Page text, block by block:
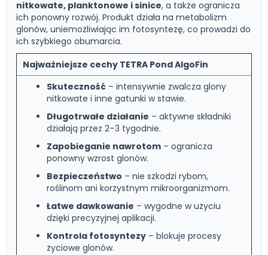
nitkowate, planktonowe i sinice, a także ogranicza
ich ponowny rozwój. Produkt działa na metabolizm
glonów, uniemożliwiając im fotosyntezę, co prowadzi do
ich szybkiego obumarcia.
Najważniejsze cechy TETRA Pond AlgoFin
Skuteczność – intensywnie zwalcza glony
nitkowate i inne gatunki w stawie.
Długotrwałe działanie – aktywne składniki
działają przez 2–3 tygodnie.
Zapobieganie nawrotom – ogranicza
ponowny wzrost glonów.
Bezpieczeństwo – nie szkodzi rybom,
roślinom ani korzystnym mikroorganizmom.
Łatwe dawkowanie – wygodne w użyciu
dzięki precyzyjnej aplikacji.
Kontrola fotosyntezy – blokuje procesy
życiowe glonów.